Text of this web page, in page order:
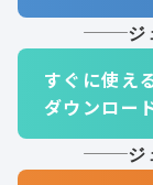
ジ
すぐに使え
ダウンロー
ジ